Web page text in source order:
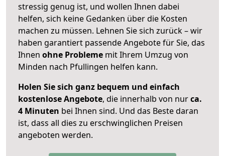
stressig genug ist, und wollen Ihnen dabei
helfen, sich keine Gedanken über die Kosten
machen zu müssen. Lehnen Sie sich zurück – wir
haben garantiert passende Angebote für Sie, das
Ihnen ohne Probleme mit Ihrem Umzug von
Minden nach Pfullingen helfen kann.
Holen Sie sich ganz bequem und einfach
kostenlose Angebote, die innerhalb von nurca.
4 Minuten bei Ihnen sind. Und das Beste daran
ist, dass all dies zu erschwinglichen Preisen
angeboten werden.